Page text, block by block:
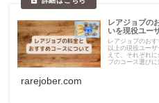
レアジョブの
いを現役ユー
レアジョブのお
以上の現役ユー
えて、それぞれ
ブのコース選び
rarejober.com